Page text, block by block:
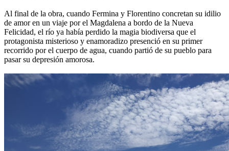
Al final de la obra, cuando Fermina y Florentino concretan su idilio
de amor en un viaje por el Magdalena a bordo de la Nueva
Felicidad, el río ya había perdido la magia biodiversa que el
protagonista misterioso y enamoradizo presenció en su primer
recorrido por el cuerpo de agua, cuando partió de su pueblo para
pasar su depresión amorosa.